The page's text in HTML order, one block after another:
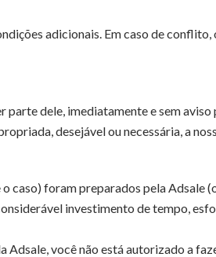
adicionais. Em caso de conflito,
dele, imediatamente e sem
desejável ou necessária, a
caso) foram preparados pela Adsale
investimento de tempo,
Adsale, você não está autorizado a